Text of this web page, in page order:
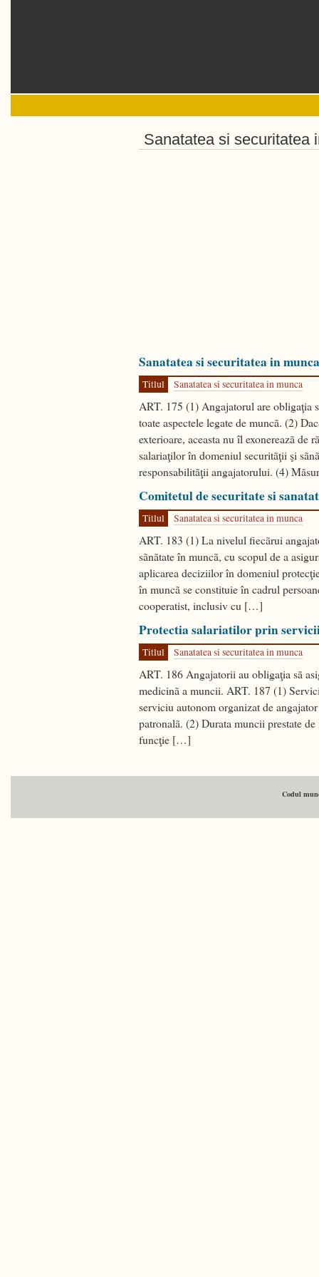
Sanatatea si securitatea
Sanatatea si securitatea in
Titlul Sanatatea si securitatea in munca
ART. 175 (1) Angajatorul are obligaţia
toate aspectele legate de muncã. (2)
exterioare, aceasta nu îl exonereazã de
salariaţilor în domeniul securitãţii şi
responsabilitãţii angajatorului. (4)
Comitetul de securitate si
Titlul Sanatatea si securitatea in munca
ART. 183 (1) La nivelul fiecãrui
sãnãtate în muncã, cu scopul de a
aplicarea deciziilor în domeniul
în muncã se constituie în cadrul
cooperatist, inclusiv cu […]
Protectia salariatilor prin
Titlul Sanatatea si securitatea in munca
ART. 186 Angajatorii au obligaţia sã
medicinã a muncii. ART. 187 (1)
serviciu autonom organizat de
patronalã. (2) Durata muncii prestate
funcţie […]
Codul